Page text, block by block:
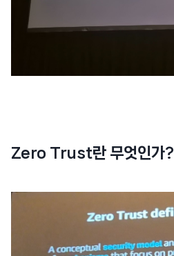
Zero Trust란 무엇인가?